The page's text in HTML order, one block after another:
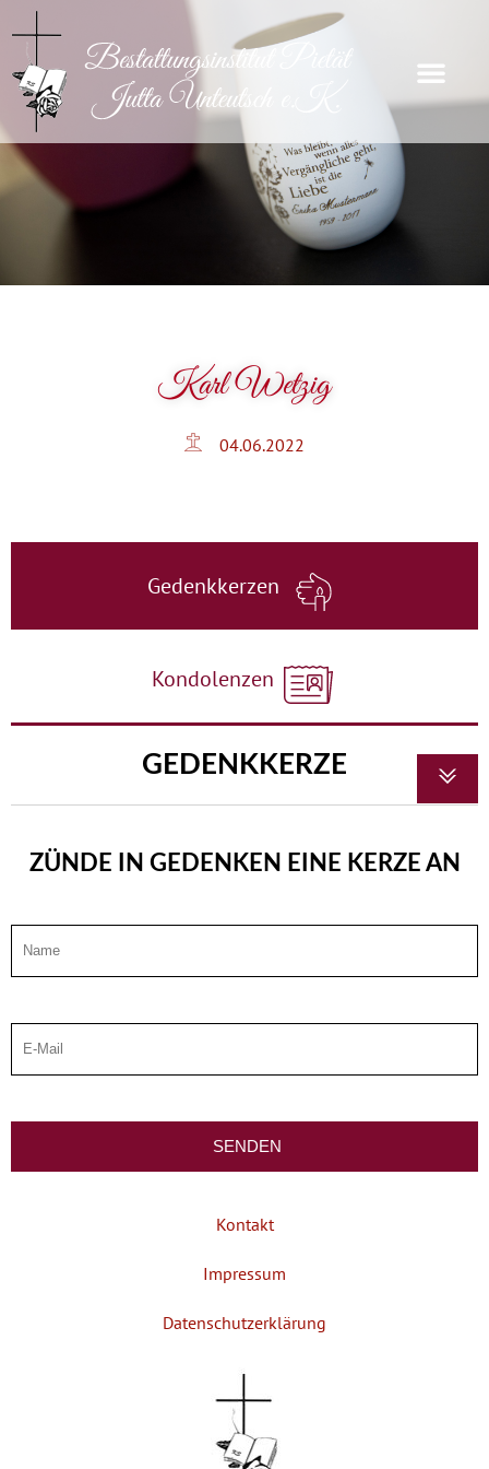
Karl Wetzig
04.06.2022
Gedenkkerzen
Kondolenzen
GEDENKKERZE
ZÜNDE IN GEDENKEN EINE KERZE AN
Kontakt
Impressum
Datenschutzerklärung